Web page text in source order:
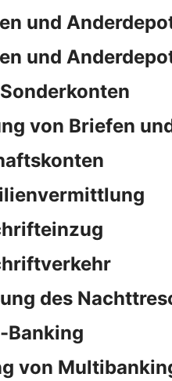
und
und
von Briefen
des
Banking
von